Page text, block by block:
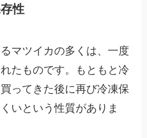
性
マツイカの多くは、一度
たものです。もともと冷
ってきた後に再び冷凍保
いという性質がありま